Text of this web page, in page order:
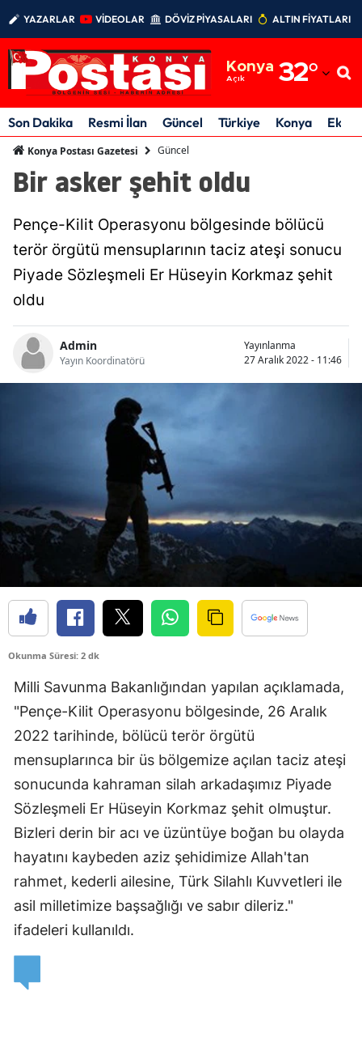
YAZARLAR VİDEOLAR DÖVİZ PİYASALARI ALTIN FİYATLARI
Konya
Açık 32°
Adıyaman
Afyonkarahisar
Amasya
Antalya
Artvin
Balıkesir
Bilecik
Burdur
Çankırı
Diyarbakır
Edirne
Elazığ
Erzincan
Erzurum
Eskişehir
Gaziantep
Son Dakika Resmi İlan Güncel Türkiye Konya
Konya Postası Gazetesi Güncel
Bir asker şehit oldu
Pençe-Kilit Operasyonu bölgesinde bölücü
terör örgütü mensuplarının taciz ateşi sonucu
Piyade Sözleşmeli Er Hüseyin Korkmaz şehit
oldu
Admin
Yayın Koordinatörü
Yayınlanma
27 Aralık 2022 - 11:46
Okunma Süresi: 2 dk
Milli Savunma Bakanlığından yapılan açıklamada,
"Pençe-Kilit Operasyonu bölgesinde, 26 Aralık
2022 tarihinde, bölücü terör örgütü
mensuplarınca bir üs bölgemize açılan taciz ateşi
sonucunda kahraman silah arkadaşımız Piyade
Sözleşmeli Er Hüseyin Korkmaz şehit olmuştur.
Bizleri derin bir acı ve üzüntüye boğan bu olayda
hayatını kaybeden aziz şehidimize Allah'tan
rahmet, kederli ailesine, Türk Silahlı Kuvvetleri ile
asil milletimize başsağlığı ve sabır dileriz."
ifadeleri kullanıldı.